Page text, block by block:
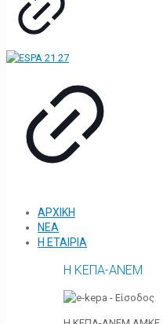
ΑΡΧΙΚΗ
ΝΕΑ
Η ΕΤΑΙΡΙΑ
Η ΚΕΠΑ-ΑΝΕΜ